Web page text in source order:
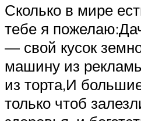
Сколько в мире
тебе я
— свой кусок
машину из
из торта,И
только чтоб